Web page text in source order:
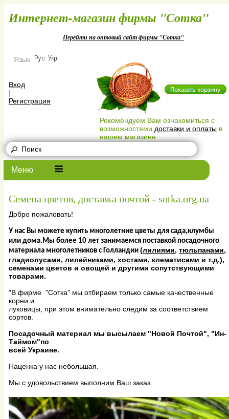
Интернет-магазин фирмы
Перейти на оптовый сайт фирмы "Сотка"
Язык
Рекомендуем Вам ознакомиться с
возможностями доставки и оплаты в
нашем магазине
Вход
|
Регистрация
Меню
Семена цветов, доставка почтой - sotka.org.ua
Добро пожаловать!
У нас Вы можете купить многолетние цветы для сада,клумбы
или дома.Мы более 10 лет занимаемся поставкой посадочного
материала многолетников с Голландии (лилиями, тюльпанами,
гладиолусами, лилейниками, хостами, клематисами и т.д.),
семенами цветов и овощей и другими сопутствующими
товарами.
"В фирме "Сотка" мы отбираем только самые качественные
корни и
луковицы, при этом внимательно следим за соответствием
сортов.
Посадочный материал мы высылаем "Новой Почтой", "Ин-
Таймом"по
всей Украине.
Наценка у нас небольшая.
Мы с удовольствием выполним Ваш заказ.